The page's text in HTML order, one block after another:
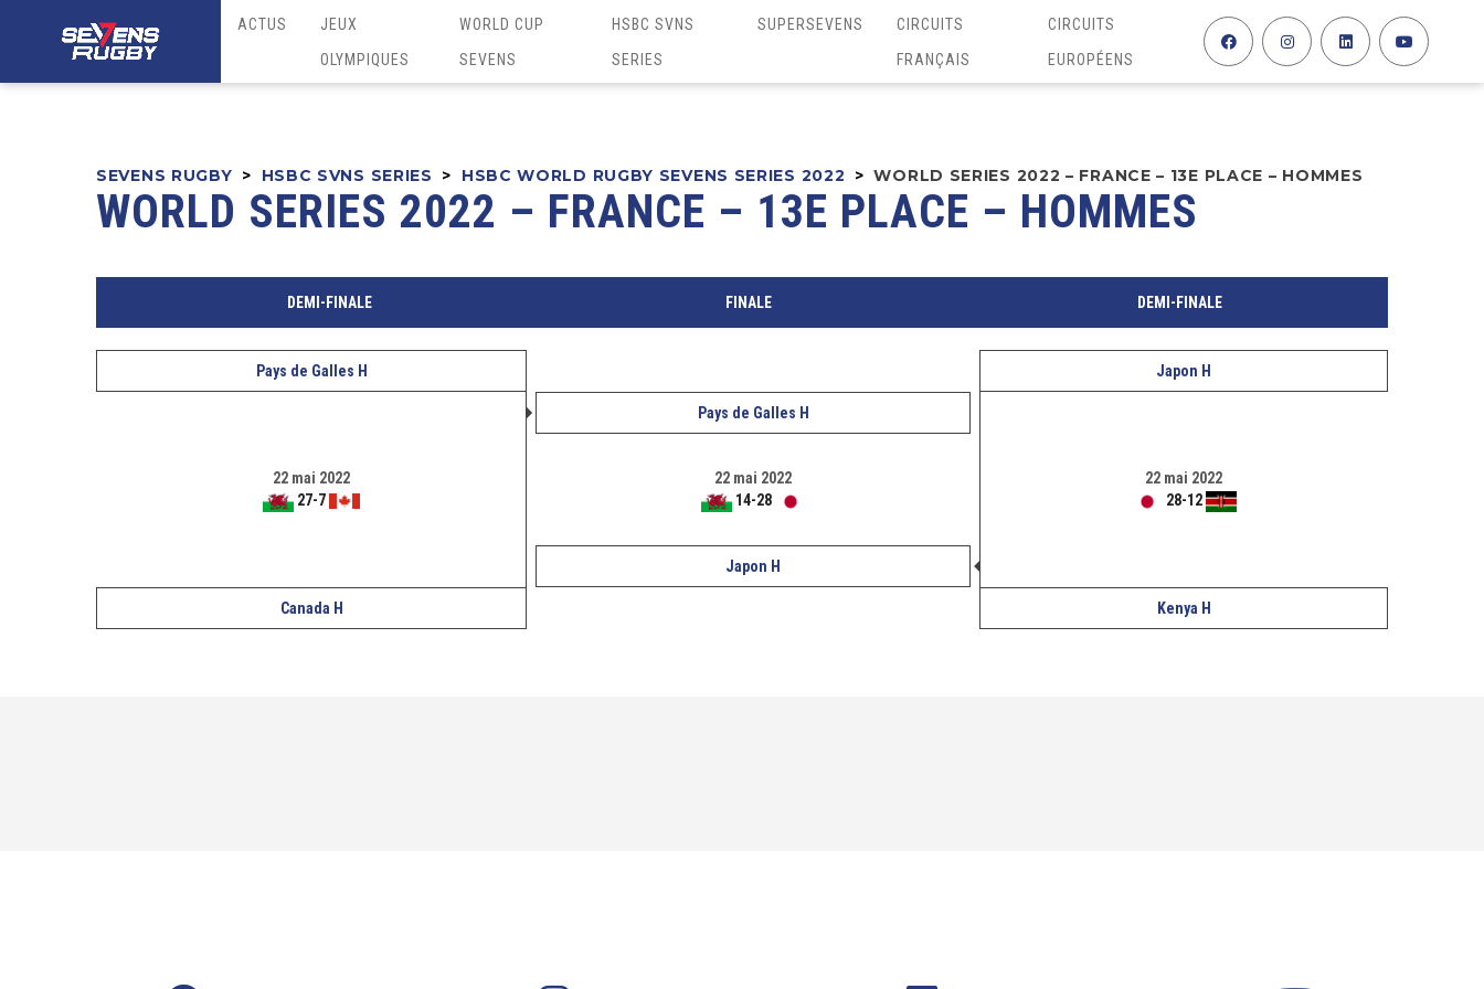
ACTUS
JEUX
OLYMPIQUES
WORLD CUP
SEVENS
HSBC SVNS
SERIES
SUPERSEVENS
CIRCUITS
FRANÇAIS
CIRCUITS
EUROPÉENS
SEVENS RUGBY > HSBC SVNS SERIES > HSBC WORLD RUGBY SEVENS SERIES 2022 > WORLD SERIES 2022 – FRANCE – 13E PLACE – HOMMES
WORLD SERIES 2022 – FRANCE – 13E PLACE – HOMMES
DEMI-FINALE FINALE DEMI-FINALE
Pays de Galles H Japon H
22 mai 2022
27-7
Pays de Galles H
22 mai 2022
28-12
22 mai 2022
14-28
Japon H
Canada H Kenya H